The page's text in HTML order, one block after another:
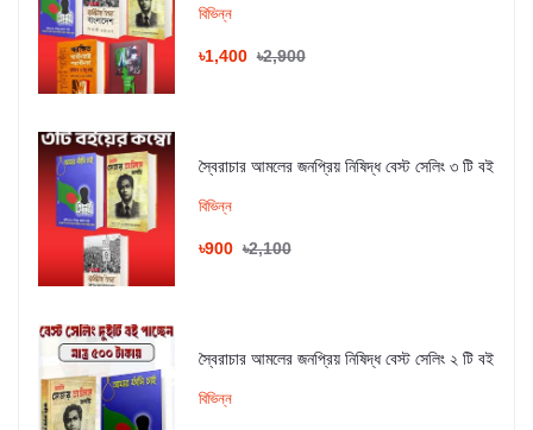
বিভিন্ন
৳1,400 ৳2,900
স্বৈরাচার আমলের জনপ্রিয় নিষিদ্ধ বেস্ট সেলিং ৩ টি বই
বিভিন্ন
৳900 ৳2,100
স্বৈরাচার আমলের জনপ্রিয় নিষিদ্ধ বেস্ট সেলিং ২ টি বই
বিভিন্ন